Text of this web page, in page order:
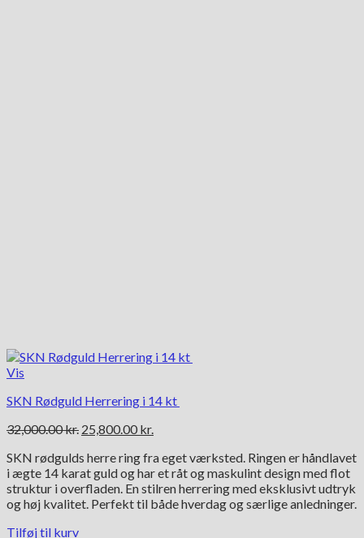
Vis
SKN Rødguld Herrering i 14 kt
32,000.00kr. Den
pris
var:
32,000.00 kr..
25,800.00 kr.
pris
er:
25,800.00 kr..
SKN rødgulds herre ring fra eget værksted. Ringen er håndlavet
i ægte 14 karat guld og har et råt og maskulint design med flot
struktur i overfladen. En stilren herrering med eksklusivt udtryk
og høj kvalitet. Perfekt til både hverdag og særlige anledninger.
Tilføj til kurv